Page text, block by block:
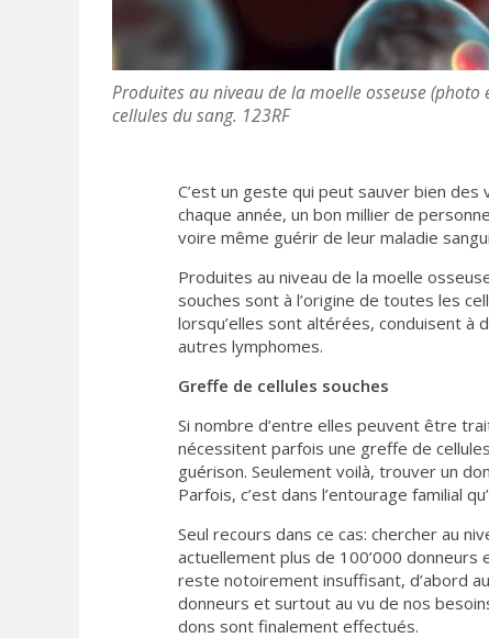
Produites au niveau de la moelle osseuse
cellules du sang. 123RF
C’est un geste qui peut sauver bien
chaque année, un bon millier de
voire même guérir de leur maladie
Produites au niveau de la moelle
souches sont à l’origine de toutes les
lorsqu’elles sont altérées, conduisent à
autres lymphomes.
Greffe de cellules souches
Si nombre d’entre elles peuvent être
nécessitent parfois une greffe de
guérison. Seulement voilà, trouver un
Parfois, c’est dans l’entourage familial
Seul recours dans ce cas: chercher au
actuellement plus de 100’000
reste notoirement insuffisant, d’abord
donneurs et surtout au vu de nos
dons sont finalement effectués.